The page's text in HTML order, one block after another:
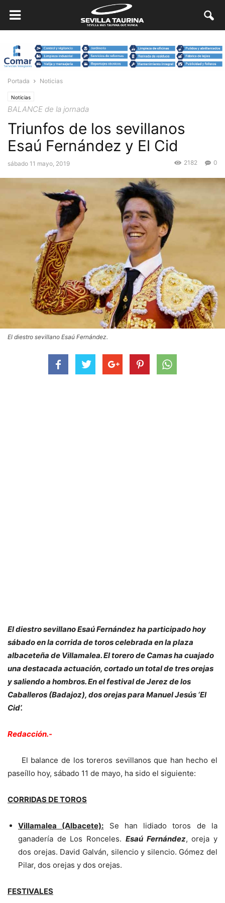
Portada Noticias
Noticias
BALANCE de la jornada
Triunfos de los sevillanos
Esaú Fernández y El Cid
sábado 11 mayo, 2019 0
2182
El diestro sevillano Esaú Fernández.
El diestro sevillano Esaú Fernández ha participado hoy
sábado en la corrida de toros celebrada en la plaza
albaceteña de Villamalea. El torero de Camas ha cuajado
una destacada actuación, cortado un total de tres orejas
y saliendo a hombros. En el festival de Jerez de los
Caballeros (Badajoz), dos orejas para Manuel Jesús ‘El
Cid’.
Redacción.-
El balance de los toreros sevillanos que han hecho el
paseíllo hoy, sábado 11 de mayo, ha sido el siguiente:
CORRIDAS DE TOROS
Villamalea (Albacete): Se han lidiado toros de la
ganadería de Los Ronceles. Esaú Fernández, oreja y
dos orejas. David Galván, silencio y silencio. Gómez del
Pilar, dos orejas y dos orejas.
FESTIVALES